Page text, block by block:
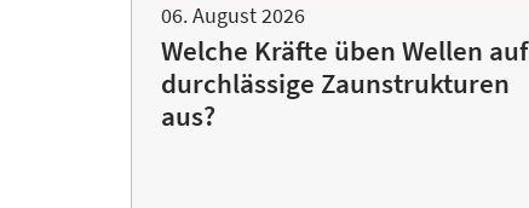
06. August 2026
Welche Kräfte üben Wellen auf
durchlässige Zaunstrukturen
aus?